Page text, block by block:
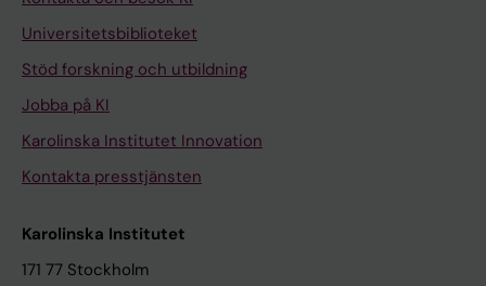
Universitetsbiblioteket
Stöd forskning och utbildning
Jobba på KI
Karolinska Institutet Innovation
Kontakta presstjänsten
Karolinska Institutet
171 77 Stockholm